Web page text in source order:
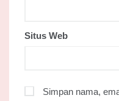
Situs Web
Simpan nama,